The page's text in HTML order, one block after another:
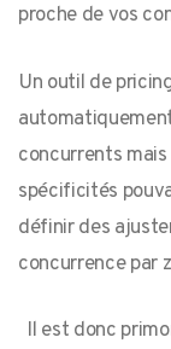
proche de vos
Un outil de
concurrents
spécificités
définir des
concurrence par
Il est donc